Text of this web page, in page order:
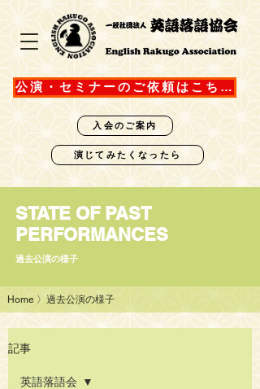
公演・セミナーのご依頼はこちら
入会のご案内
演じてみたくなったら
STATE OF PAST
PERFORMANCES
過去公演の様子
Home 〉過去公演の様子
記事
英語落語会